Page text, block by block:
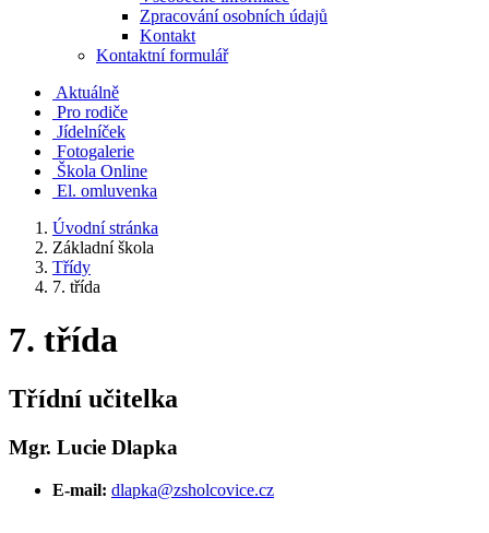
Zpracování osobních údajů
Kontakt
Kontaktní formulář
Aktuálně
Pro rodiče
Jídelníček
Fotogalerie
Škola Online
El. omluvenka
Úvodní stránka
Základní škola
Třídy
7. třída
7. třída
Třídní učitelka
Mgr. Lucie Dlapka
E-mail: dlapka@zsholcovice.cz